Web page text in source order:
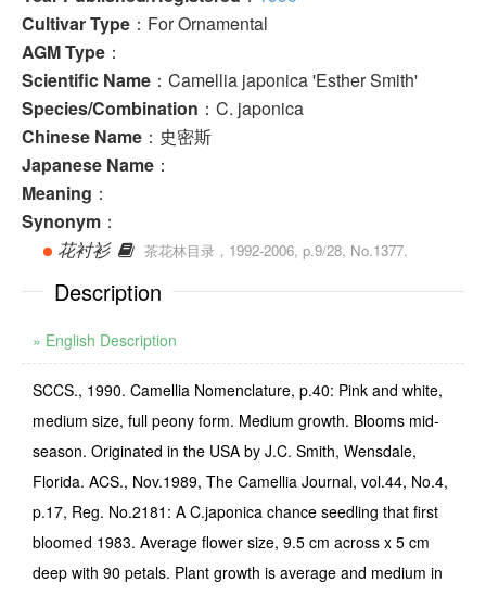
Cultivar Type ：For Ornamental
AGM Type ：
Scientific Name ：Camellia japonica 'Esther Smith'
Species/Combination ：C. japonica
Chinese Name ：史密斯
Japanese Name ：
Meaning ：
Synonym ：
花衬衫
茶花林目录，1992-2006, p.9/28, No.1377.
Description
» English Description
SCCS., 1990. Camellia Nomenclature, p.40: Pink and white,
medium size, full peony form. Medium growth. Blooms mid-
season. Originated in the USA by J.C. Smith, Wens­dale,
Florida. ACS., Nov.1989, The Camellia Journal, vol.44, No.4,
p.17, Reg. No.2181: A C.japon­ica chance seedling that first
bloomed 1983. Average flower size, 9.5 cm across x 5 cm
deep with 90 petals. Plant growth is average and medium in